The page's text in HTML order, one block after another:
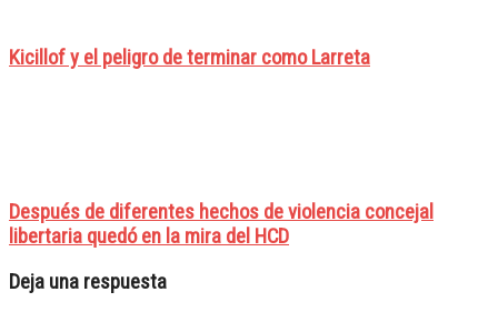
Kicillof y el peligro de terminar como Larreta
Después de diferentes hechos de violencia concejal
libertaria quedó en la mira del HCD
Deja una respuesta